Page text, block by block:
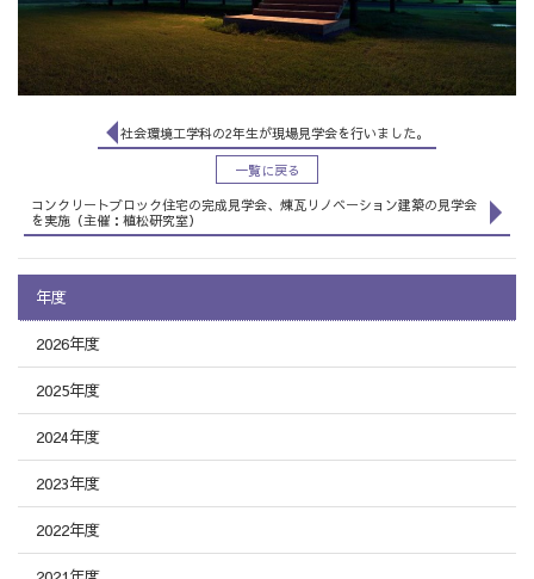
社会環境工学科の2年生が現場見学会を行いました。
一覧に戻る
コンクリートブロック住宅の完成見学会、煉瓦リノベーション建築の見学会
を実施（主催：植松研究室）
年度
2026年度
2025年度
2024年度
2023年度
2022年度